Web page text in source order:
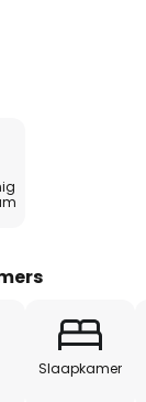
Slaapkamer